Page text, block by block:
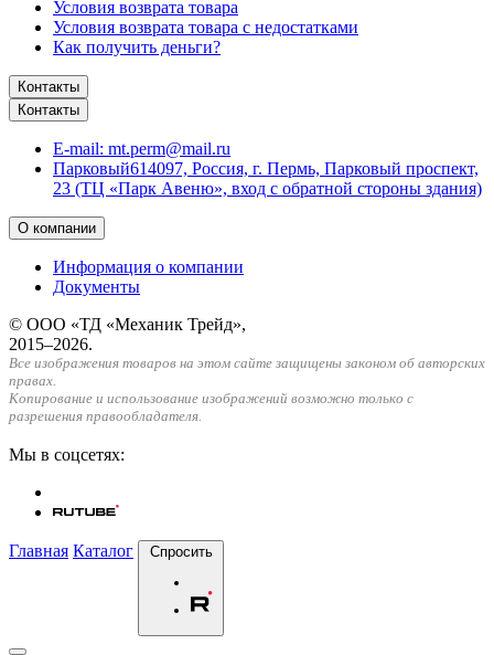
Условия возврата товара
Условия возврата товара с недостатками
Как получить деньги?
Контакты
Контакты
E-mail: mt.perm@mail.ru
Парковый614097, Россия, г. Пермь, Парковый проспект,
23 (ТЦ «Парк Авеню», вход с обратной стороны здания)
О компании
Информация о компании
Документы
© ООО «ТД «Механик Трейд»,
2015–2026.
Все изображения товаров на этом сайте защищены законом об авторских
правах.
Копирование и использование изображений возможно только с
разрешения правообладателя.
Мы в соцсетях:
Главная Каталог Спросить